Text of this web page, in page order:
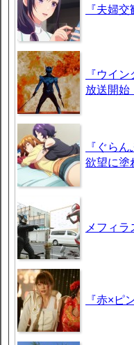
『夫婦
『ウイ
放送開始
『ぐら
欲望に塗
メフィ
『赤×ピ